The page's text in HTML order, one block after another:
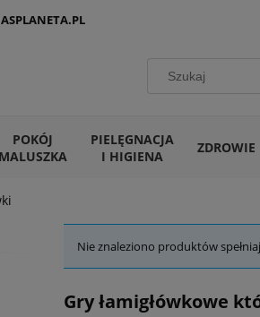
POKÓJ
MALUSZKA
PIELĘGNACJA
I HIGIENA
ZDROWIE
Nie znaleziono produktów
Gry łamigłówkowe